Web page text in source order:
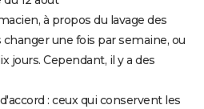
à propos du lavage des
changer une fois par semaine, ou
jours. Cependant, il y a des
: ceux qui conservent les